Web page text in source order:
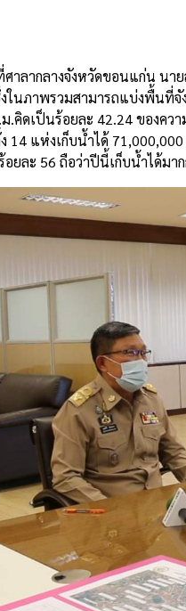
าลากลางจังหวัดขอนแก่น น
นภาพรวมสามารถแบ่งพื้นที่
คิดเป็นร้อยละ 42.24 ของค
แห่งเก็บน้ำได้
ยละ 56 ถือว่าปีนี้เก็บน้ำได้มา